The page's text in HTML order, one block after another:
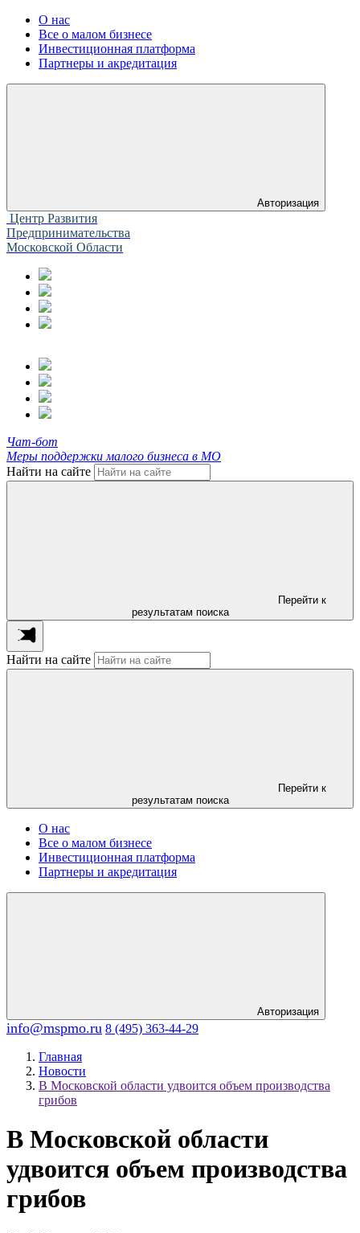
О нас
Все о малом бизнесе
Инвестиционная платформа
Партнеры и акредитация
Авторизация
Центр Развития
Предпринимательства
Московской Области
Чат-бот
Меры поддержки малого бизнеса в МО
Найти на сайте
Перейти к
результатам поиска
Найти на сайте
Перейти к
результатам поиска
О нас
Все о малом бизнесе
Инвестиционная платформа
Партнеры и акредитация
Авторизация
info@mspmo.ru 8 (495) 363-44-29
Главная
Новости
В Московской области удвоится объем производства
грибов
В Московской области
удвоится объем производства
грибов